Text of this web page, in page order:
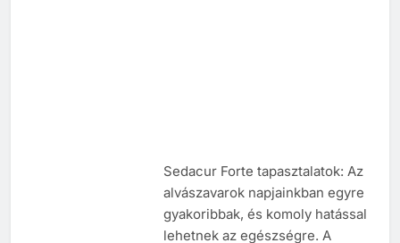
Sedacur Forte tapasztalatok: Az
alvászavarok napjainkban egyre
gyakoribbak, és komoly hatással
lehetnek az egészségre. A